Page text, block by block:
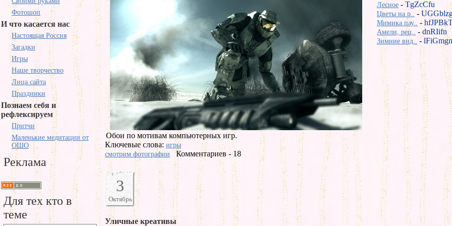
Фотошоп
И что касается нас
Настоящая Россия
Загадки
Игры
Наше творчество
Лица сайта
Праздники
Познаем себя и
рефлексируем
Притчи
Маленькие медитации от
ОШО
Реклама
Для тех кто в
теме
Обои по мотивам компьютерных игр.
Ключевые слова: игры
смотрим фотографии
Комментариев - 18
3
Октябрь
Уличные креативы
Лесное -TgZcCfu
Цветы на р.. -
Мимика пау.. -
Амели, рец.. - dnRIifn
Зимние вид.. -